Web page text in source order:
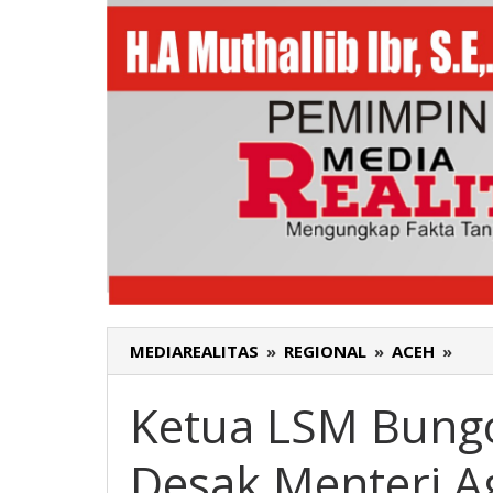
MEDIAREALITAS » REGIONAL » ACEH »
LSM
Lam
Jaro
Ketua LSM